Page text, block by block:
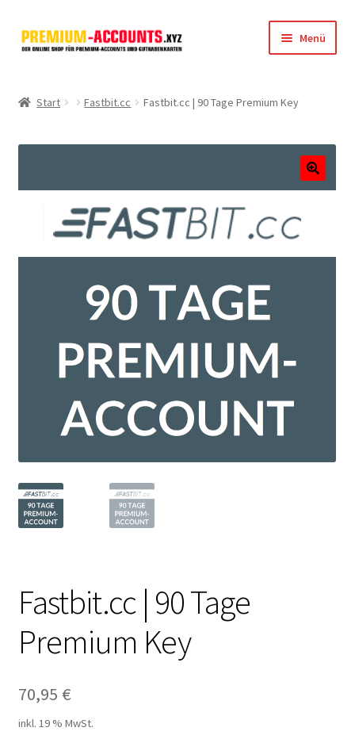
Zur
Navigation
Zum
Inhalt
Menü
Depositfiles
Filesmonster
Filespace
VipFile.cc
FAQ – Häufige Fragen
Start Fastbit.cc Fastbit.cc | 90 Tage Premium Key
🔍
Fastbit.cc | 90 Tage
Premium Key
70,95 €
inkl. 19 % MwSt.